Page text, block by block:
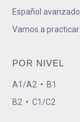
Español avanzado
Vamos a practicar
POR NIVEL
A1/A2 • B1
B2 • C1/C2